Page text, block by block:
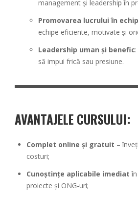
management și leadership în
Promovarea lucrului în
echipe eficiente, motivate și
Leadership uman și benefic
să impui frică sau presiune.
AVANTAJELE CURSULUI:
Complet online și gratuit –
costuri;
Cunoștințe aplicabile imediat
proiecte și ONG-uri;